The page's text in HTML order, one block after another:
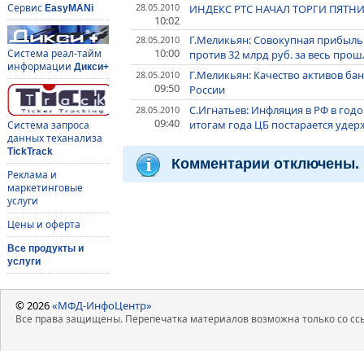
Сервис EasyMANi
Система реал-тайм
информации Дикси+
Система запроса
данных теханализа
TickTrack
Реклама и
маркетинговые
услуги
Цены и оферта
Все продукты и
услуги
28.05.2010
10:02
ИНДЕКС РТС НАЧАЛ ТОРГИ
28.05.2010
10:00
Г.Меликьян: Совокупная
против 32 млрд руб. за весь
28.05.2010
09:50
Г.Меликьян: Качество активов
России
28.05.2010
09:40
С.Игнатьев: Инфляция в РФ в
итогам года ЦБ постарается
Комментарии отключены.
© 2026«МФД-ИнфоЦентр»
Все права защищены. Перепечатка материалов возможна только со